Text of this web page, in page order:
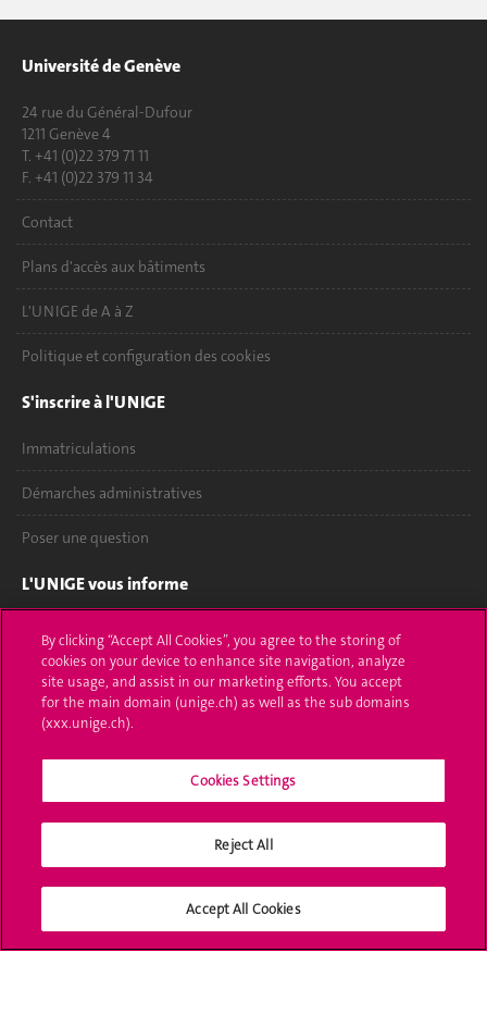
Université de Genève
24 rue du Général-Dufour
1211 Genève 4
T. +41 (0)22 379 71 11
F. +41 (0)22 379 11 34
Contact
Plans d'accès aux bâtiments
L'UNIGE de A à Z
Politique et configuration des cookies
S'inscrire à l'UNIGE
Immatriculations
Démarches administratives
Poser une question
L'UNIGE vous informe
UNIGE Mobile
Médias
Offres d'emploi
Bibliothèque
Calendrier académique
Accréditation
By clicking “Accept All Cookies”, you agree to the storing of
cookies on your device to enhance site navigation, analyze
site usage, and assist in our marketing efforts. You accept
for the main domain (unige.ch) as well as the sub domains
(xxx.unige.ch).
Cookies Settings
Reject All
Accept All Cookies